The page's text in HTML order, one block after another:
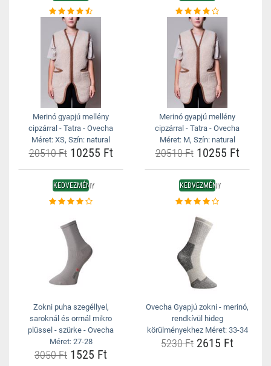
Merinó gyapjú mellény
cipzárral - Tatra - Ovecha
Méret: XS, Szín: natural
20510 Ft10255 Ft
Merinó gyapjú mellény
cipzárral - Tatra - Ovecha
Méret: M, Szín: natural
20510 Ft10255 Ft
KEDVEZMÉNY
Zokni puha szegéllyel,
saroknál és orrnál mikro
plüssel - szürke - Ovecha
Méret: 27-28
3050 Ft 1525 Ft
KEDVEZMÉNY
Ovecha Gyapjú zokni - merinó,
rendkívül hideg
körülményekhez Méret: 33-34
5230 Ft 2615 Ft